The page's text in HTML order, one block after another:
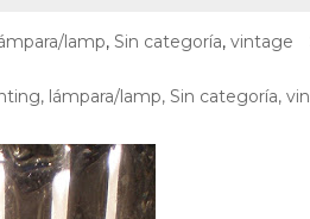
lamp, Sin categoría, vintage
, lámpara/lamp, Sin categoría,